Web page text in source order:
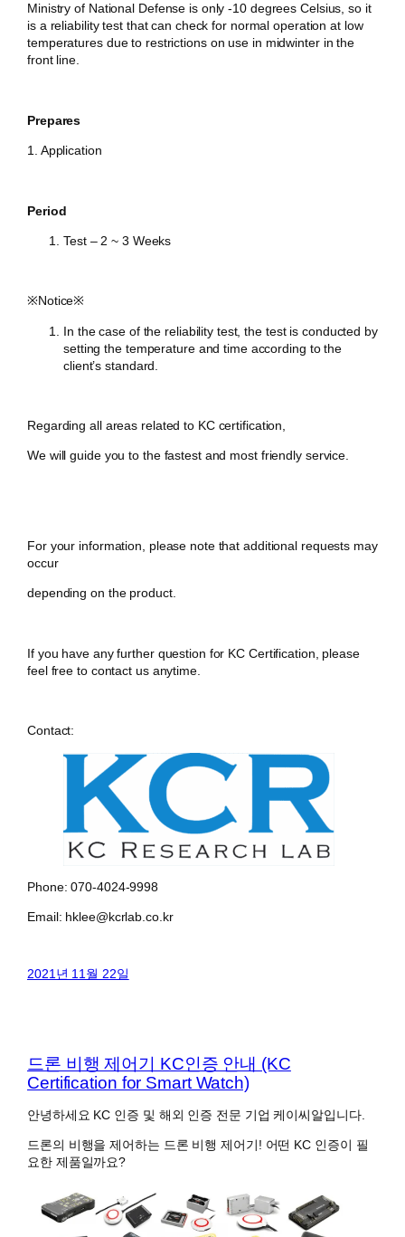
Ministry of National Defense is only -10 degrees Celsius, so it
is a reliability test that can check for normal operation at low
temperatures due to restrictions on use in midwinter in the
front line.
Prepares
1. Application
Period
Test – 2 ~ 3 Weeks
​※Notice※
In the case of the reliability test, the test is conducted by
setting the temperature and time according to the
client’s standard.
​Regarding all areas related to KC certification,
We will guide you to the fastest and most friendly service.
For your information, please note that additional requests may
occur
depending on the product.
If you have any further question for KC Certification, please
feel free to contact us anytime.
Contact:
Phone: 070-4024-9998
Email: hklee@kcrlab.co.kr
2021년 11월 22일
드론 비행 제어기 KC인증 안내 (KC
Certification for Smart Watch)
안녕하세요 KC 인증 및 해외 인증 전문 기업 케이씨알입니다.
드론의 비행을 제어하는 드론 비행 제어기! 어떤 KC 인증이 필
요한 제품일까요?